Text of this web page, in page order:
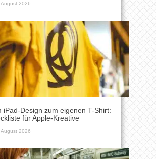
August 2026
iPad-Design zum eigenen T-Shirt:
für Apple-Kreative
August 2026